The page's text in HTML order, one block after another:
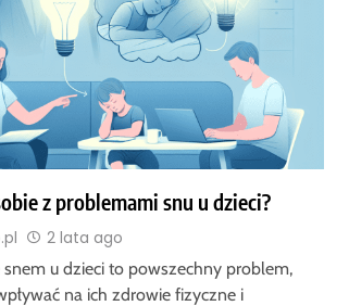
z problemami snu u dzieci?
2 lata ago
u dzieci to powszechny problem,
na ich zdrowie fizyczne i